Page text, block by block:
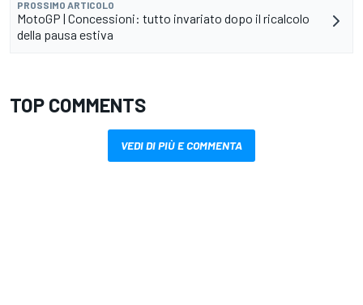
PROSSIMO ARTICOLO
MotoGP | Concessioni: tutto invariato dopo il ricalcolo
della pausa estiva
TOP COMMENTS
VEDI DI PIÙ E COMMENTA